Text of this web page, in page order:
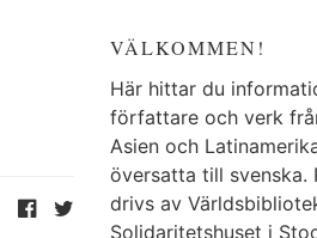
VÄLKOMMEN!
Här hittar du
författare och verk
Asien och
översatta till svenska.
drivs av
Solidaritetshuset i